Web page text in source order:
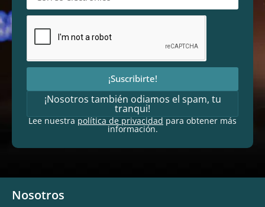
¡Suscribirte!
¡Nosotros también odiamos el spam, tu
tranqui!
Lee nuestrapolítica de privacidadpara obtener más
información.
Nosotros